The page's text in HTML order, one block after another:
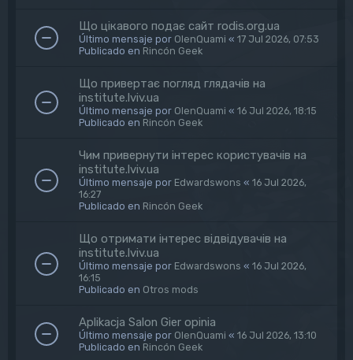
Що цікавого подає сайт rodis.org.ua
Último mensaje por OlenQuami « 17 Jul 2026, 07:53
Publicado en Rincón Geek
Що привертає погляд глядачів на
institute.lviv.ua
Último mensaje por OlenQuami « 16 Jul 2026, 18:15
Publicado en Rincón Geek
Чим привернути інтерес користувачів на
institute.lviv.ua
Último mensaje por Edwardswons « 16 Jul 2026,
16:27
Publicado en Rincón Geek
Що отримати інтерес відвідувачів на
institute.lviv.ua
Último mensaje por Edwardswons « 16 Jul 2026,
16:15
Publicado en Otros mods
Aplikacja Salon Gier opinia
Último mensaje por OlenQuami « 16 Jul 2026, 13:10
Publicado en Rincón Geek